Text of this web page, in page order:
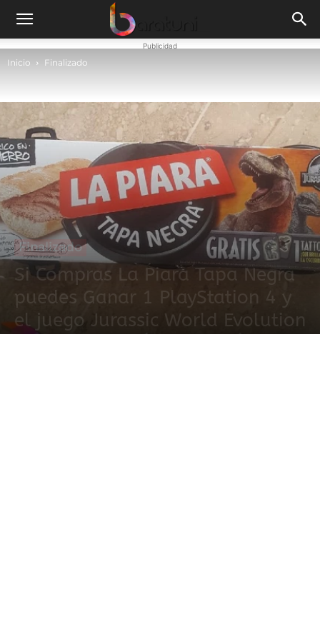
Publicidad
Inicio Finalizado
Finalizado
Si Compras La Piara Tapa Negra
puedes Ganar 1 PlayStation 4 y
el juego Jurassic World Evolution